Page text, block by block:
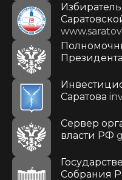
Саратова
Сервер
власти РФ
Собрания